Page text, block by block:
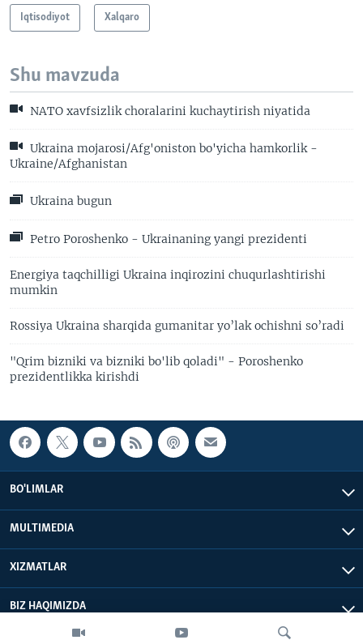
Iqtisodiyot Xalqaro
Shu mavzuda
NATO xavfsizlik choralarini kuchaytirish niyatida
Ukraina mojarosi/Afg'oniston bo'yicha hamkorlik -
Ukraine/Afghanistan
Ukraina bugun
Petro Poroshenko - Ukrainaning yangi prezidenti
Energiya taqchilligi Ukraina inqirozini chuqurlashtirishi
mumkin
Rossiya Ukraina sharqida gumanitar yo’lak ochishni so’radi
"Qrim bizniki va bizniki bo'lib qoladi" - Poroshenko
prezidentlikka kirishdi
BO'LIMLAR
MULTIMEDIA
XIZMATLAR
BIZ HAQIMIZDA